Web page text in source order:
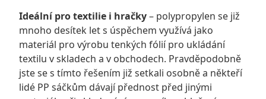
Ideální pro textilie i hračky– polypropylen se již
mnoho desítek let s úspěchem využívá jako
materiál pro výrobu tenkých fólií pro ukládání
textilu v skladech a v obchodech. Pravděpodobně
jste se s tímto řešením již setkali osobně a někteří
lidé PP sáčkům dávají přednost před jinými